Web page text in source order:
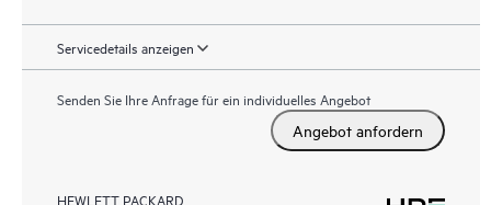
Servicedetails anzeigen
Senden Sie Ihre Anfrage für ein individuelles Angebot
Angebot anfordern
HEWLETT PACKARD